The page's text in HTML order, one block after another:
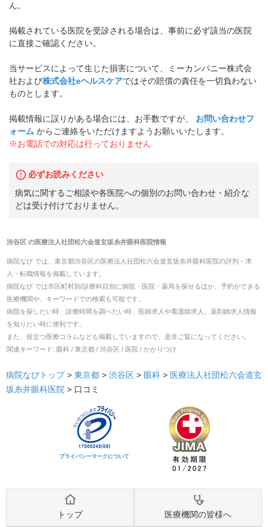
ん。
掲載されている医院を受診される場合は、事前に必ず該当の医院
に直接ご確認ください。
当サービスによって生じた損害について、ミーカンパニー株式会
社および株式会社eヘルスケアではその賠償の責任を一切負わない
ものとします。
掲載情報に誤りがある場合には、お手数ですが、
お問い合わせフ
ォーム からご連絡をいただけますようお願いいたします。
※お電話での対応は行っておりません
必ずお読みください
病気に関するご相談や各医院への個別のお問い合わせ・紹介な
どは受け付けておりません。
渋谷区 の医療法人社団松六会道玄坂糸井眼科医院情報
病院なび では、 東京都渋谷区の医療法人社団松六会道玄坂糸井眼科医院の評判・求
人・転職情報を掲載しています。
病院なび では市区町村別/診療科目別に病院・医院・薬局を探せるほか、予約ができる
医療機関や、キーワードでの検索も可能です。
病院を探したい時、診療時間を調べたい時、医師求人や看護師求人、薬剤師求人情報
を知りたい時に便利です。
また、役立つ医療コラムなども掲載していますので、是非ご覧になってください。
関連キーワード: 眼科 / 東京都 / 渋谷区 / 医院 / かかりつけ
病院なびトップ > 東京都 > 渋谷区 > 眼科 > 医療法人社団松六会道玄
坂糸井眼科医院 > 口コミ
プライバシーマークについて
トップ 医療機関の皆様へ